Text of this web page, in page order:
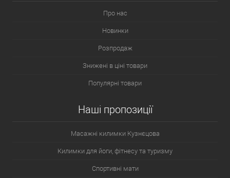
Про нас
Новинки
Розпродаж
Знижені в ціні товари
Популярні товари
Наші пропозиції
Масажні килимки Кузнєцова
Килимки для йоги, фітнесу та туризму
Спортивні мати